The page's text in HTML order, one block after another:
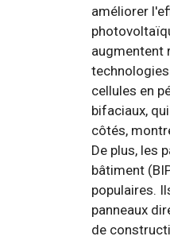
améliorer
augmentent
cellules en
bifaciaux,
côtés,
De plus, les
bâtiment
populaires.
panneaux
de